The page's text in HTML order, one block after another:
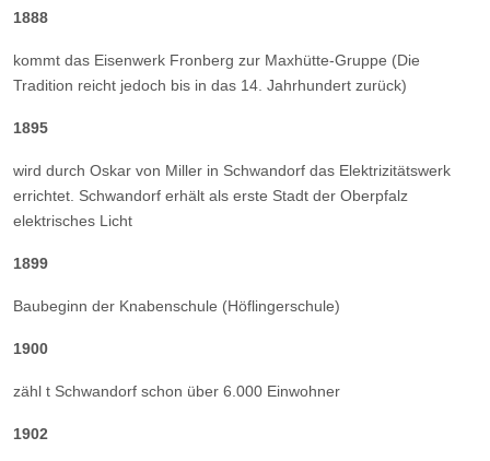
1888
kommt das Eisenwerk Fronberg zur Maxhütte-Gruppe (Die
Tradition reicht jedoch bis in das 14. Jahrhundert zurück)
1895
wird durch Oskar von Miller in Schwandorf das Elektrizitätswerk
errichtet. Schwandorf erhält als erste Stadt der Oberpfalz
elektrisches Licht
1899
Baubeginn der Knabenschule (Höflingerschule)
1900
zähl t Schwandorf schon über 6.000 Einwohner
1902